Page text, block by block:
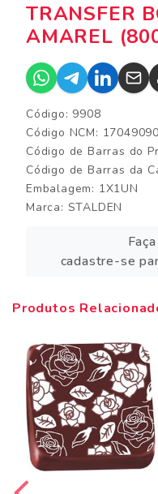
TRANSFER
AMAREL
Código: 9908
Código NCM: 17049090
Código de Barras do
Código de Barras da
Embalagem: 1X1UN
Marca: STALDEN
cadastre-se
Produtos